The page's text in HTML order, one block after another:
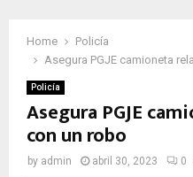
Home
Policía
Asegura PGJE camioneta
Policía
Asegura PGJE
con un robo
by admin abril 30, 2023 0